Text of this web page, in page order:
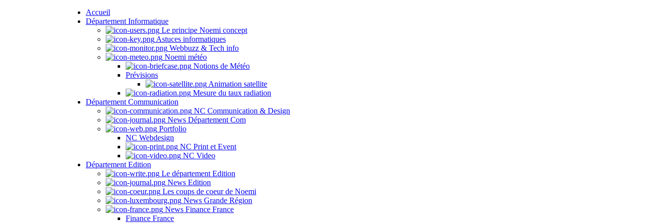
Accueil
Département Informatique
Le principe Noemi concept
Astuces informatiques
Webbuzz & Tech info
Noemi météo
Notions de Météo
Prévisions
Animation satellite
Mesure du taux radiation
Département Communication
NC Communication & Design
News Département Com
Portfolio
NC Webdesign
NC Print et Event
NC Video
Département Edition
Le département Edition
News Edition
Les coups de coeur de Noemi
News Grande Région
News Finance France
Finance France